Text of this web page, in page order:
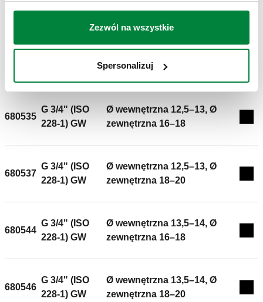
Zezwól na wszystkie
Spersonalizuj
680524
228-1) GW
zewnętrzna 14–16
G 3/4" (ISO
Ø wewnętrzna 11,5–12, Ø
zewnętrzna 16–18
680535
G 3/4" (ISO
228-1) GW
Ø wewnętrzna 12,5–13, Ø
zewnętrzna 16–18
680537
G 3/4" (ISO
228-1) GW
Ø wewnętrzna 12,5–13, Ø
zewnętrzna 18–20
680544
G 3/4" (ISO
228-1) GW
Ø wewnętrzna 13,5–14, Ø
zewnętrzna 16–18
680546
G 3/4" (ISO
228-1) GW
Ø wewnętrzna 13,5–14, Ø
zewnętrzna 18–20